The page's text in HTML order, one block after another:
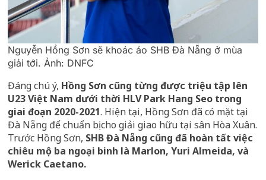
Nguyễn Hồng Sơn sẽ khoác áo SHB Đà Nẵng ở mùa
giải tới. Ảnh: DNFC
Đáng chú ý, Hồng Sơn cũng từng được triệu tập lên
U23 Việt Nam dưới thời HLV Park Hang Seo trong
giai đoạn 2020-2021. Hiện tại, Hồng Sơn đã có mặt tại
Đà Nẵng để chuẩn bị cho giải giao hữu tại sân Hòa Xuân.
Trước Hồng Sơn, SHB Đà Nẵng cũng đã hoàn tất việc
chiêu mộ ba ngoại binh là Marlon, Yuri Almeida, và
Werick Caetano.